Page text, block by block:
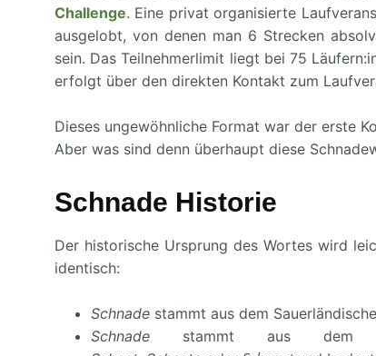
Challenge. Eine privat organisierte
ausgelobt, von denen man 6 Strecken
sein. Das Teilnehmerlimit liegt bei 75
erfolgt über den direkten Kontakt zum
Dieses ungewöhnliche Format war der erste
Aber was sind denn überhaupt diese
Schnade Historie
Der historische Ursprung des Wortes wird
identisch:
Schnade stammt aus dem
Schnade stammt aus dem